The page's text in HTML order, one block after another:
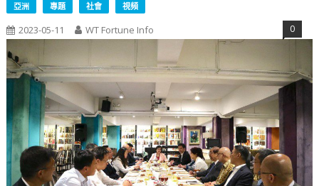
亞洲 專題 社會 視頻
2023-05-11 WT Fortune Info 0